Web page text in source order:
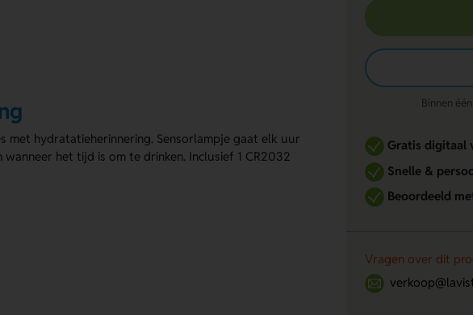
met hydratatieherinnering. Sensorlampje gaat elk uur
het tijd is om te drinken. Inclusief 1 CR2032
Binnen
Gratis digitaal
Snelle &
Beoordeeld
Vragen over dit